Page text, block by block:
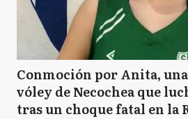
Conmoción por Anita,
vóley de Necochea que
tras un choque fatal en la